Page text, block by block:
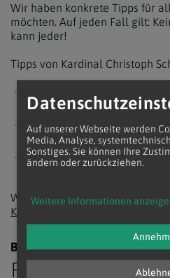
Wir haben konkrete Tipps für
möchten. Auf jeden Fall gilt:
kann jeder!
Tipps von Kardinal Christoph
Gemeinsam singen
Der freudenreiche
Wie gehen eigentlich die
Kirche
BRAUCHTUM
Rund um
Auf unserer Webseite werden
Media, Analyse,
Sonstiges. Sie können Ihre
ändern oder zurückziehen.
Weitere Informationen